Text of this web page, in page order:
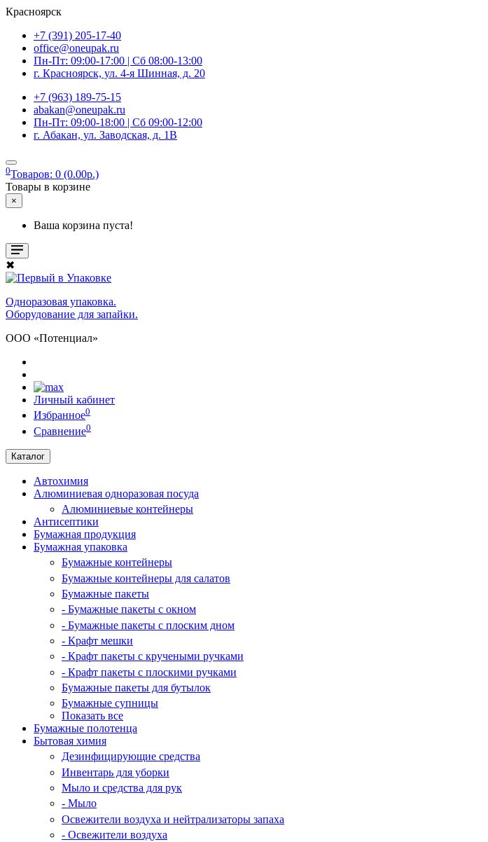
Красноярск
+7 (391) 205-17-40
office@oneupak.ru
Пн-Пт: 09:00-17:00 | Сб 08:00-13:00
г. Красноярск, ул. 4-я Шинная, д. 20
+7 (963) 189-75-15
abakan@oneupak.ru
Пн-Пт: 09:00-18:00 | Сб 09:00-12:00
г. Абакан, ул. Заводская, д. 1В
0Товаров: 0 (0.00р.)
Товары в корзине
×
Ваша корзина пуста!
✖
Одноразовая упаковка.
Оборудование для запайки.
ООО «Потенциал»
Личный кабинет
Избранное0
Сравнение0
Каталог
Автохимия
Алюминиевая одноразовая посуда
Алюминиевые контейнеры
Антисептики
Бумажная продукция
Бумажная упаковка
Бумажные контейнеры
Бумажные контейнеры для салатов
Бумажные пакеты
- Бумажные пакеты с окном
- Бумажные пакеты с плоским дном
- Крафт мешки
- Крафт пакеты с кручеными ручками
- Крафт пакеты с плоскими ручками
Бумажные пакеты для бутылок
Бумажные супницы
Показать все
Бумажные полотенца
Бытовая химия
Дезинфицирующие средства
Инвентарь для уборки
Мыло и средства для рук
- Мыло
Освежители воздуха и нейтрализаторы запаха
- Освежители воздуха